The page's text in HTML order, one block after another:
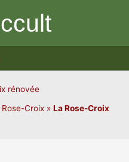
rénovée
Rose-Croix » La Rose-Croix